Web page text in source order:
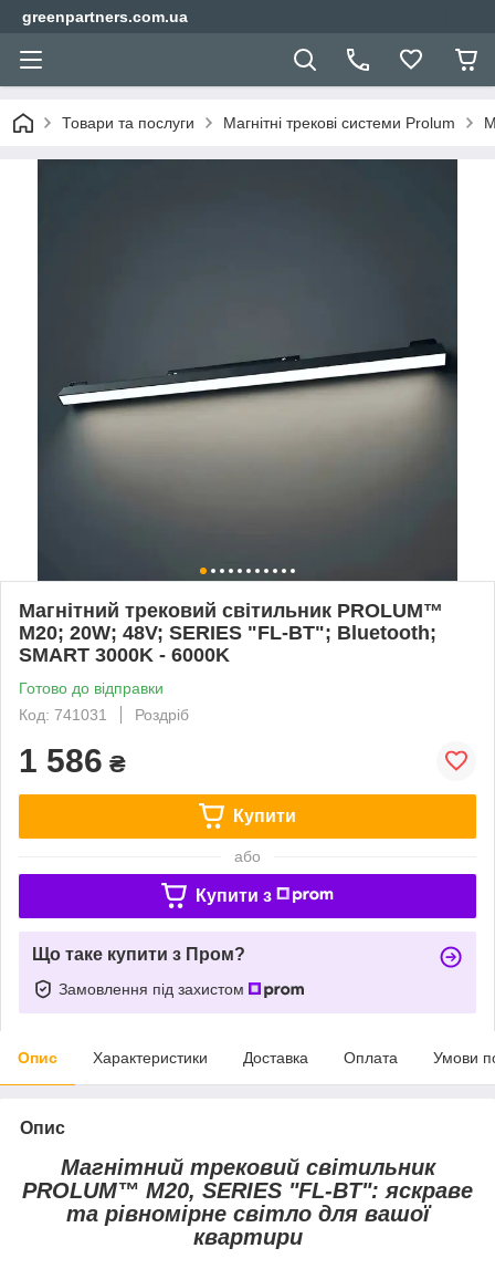
greenpartners.com.ua
Товари та послуги Магнітні трекові системи Prolum
Магнітний трековий світильник PROLUM™
M20; 20W; 48V; SERIES "FL-BT"; Bluetooth;
SMART 3000K - 6000K
Готово до відправки
Код: 741031
Роздріб
1 586 ₴
Купити
або
Купити з
Що таке купити з Пром?
Замовлення під захистом
Опис Характеристики Доставка Оплата Умови
Опис
Магнітний трековий світильник
PROLUM™ M20, SERIES "FL-BT": яскраве
та рівномірне світло для вашої
квартири